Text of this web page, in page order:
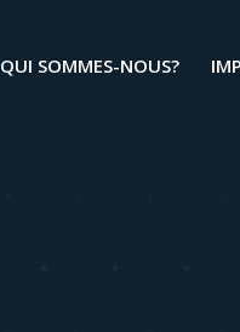
QUI SOMMES-NOUS?